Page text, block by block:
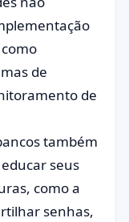
de
de
também
seus
como a
senhas,